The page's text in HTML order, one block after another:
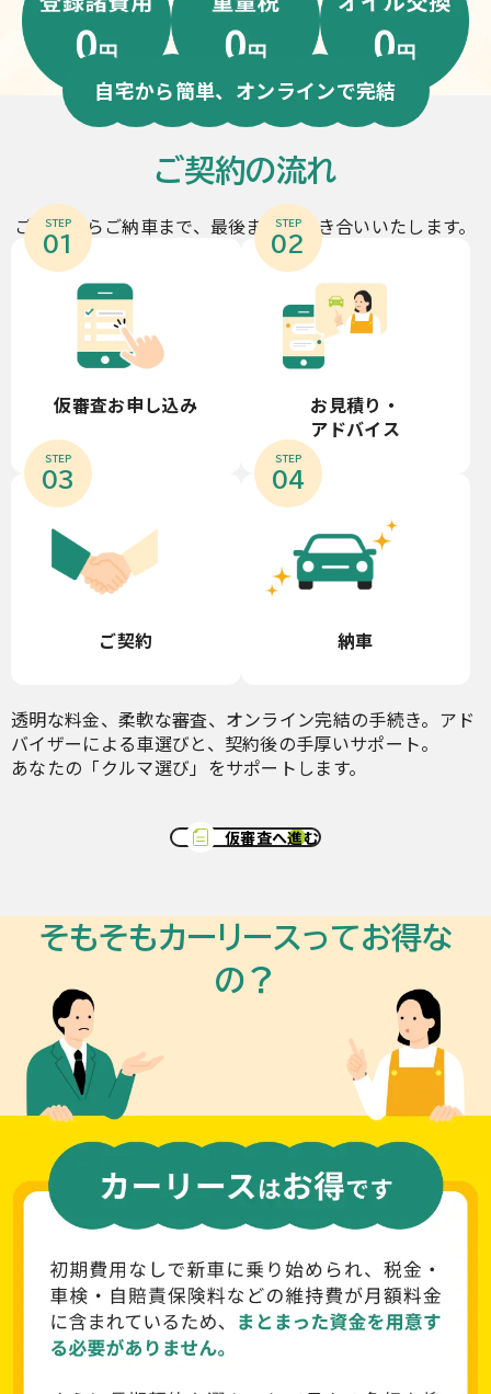
自宅から簡単、オンラインで完結
ご契約の流れ
ご契約からご納車まで、最後までお付き合いいたします。
STEP
01
仮審査お申し込み
STEP
02
お見積り・
アドバイス
STEP
03
ご契約
STEP
04
納車
透明な料金、柔軟な審査、オンライン完結の手続き。アド
バイザーによる車選びと、契約後の手厚いサポート。
あなたの「クルマ選び」をサポートします。
仮審査へ進む
そもそもカーリースってお得な
の？